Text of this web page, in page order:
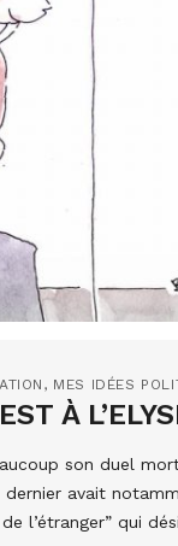
, MES IDÉES
À
son duel
avait
l’étranger” qui